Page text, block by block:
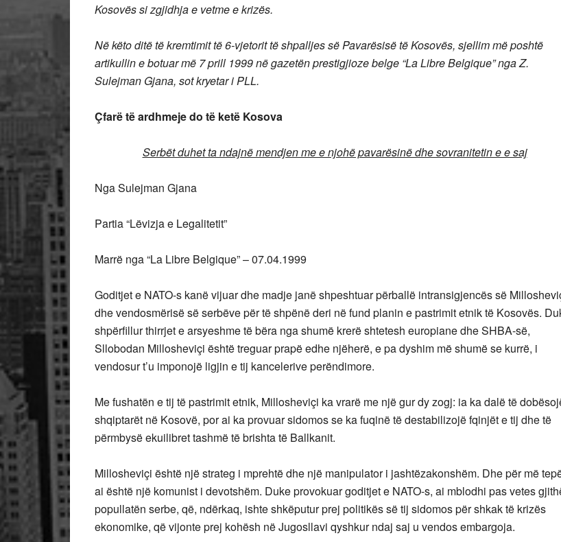
Kosovës si zgjidhja e vetme e krizës.
Në këto ditë të kremtimit të 6-vjetorit të shpalljes së Pavarësisë të Kosovës, sjellim më poshtë
artikullin e botuar më 7 prill 1999 në gazetën prestigjioze belge “La Libre Belgique” nga Z.
Sulejman Gjana, sot kryetar i PLL.
Çfarë të ardhmeje do të ketë Kosova
Serbët duhet ta ndajnë mendjen me e njohë pavarësinë dhe sovranitetin e e saj
Nga Sulejman Gjana
Partia “Lëvizja e Legalitetit”
Marrë nga “La Libre Belgique” – 07.04.1999
Goditjet e NATO-s kanë vijuar dhe madje janë shpeshtuar përballë intransigjencës së
dhe vendosmërisë së serbëve për të shpënë deri në fund planin e pastrimit etnik të Kosovës.
shpërfillur thirrjet e arsyeshme të bëra nga shumë krerë shtetesh europiane dhe SHBA-së,
Sllobodan Millosheviçi është treguar prapë edhe njëherë, e pa dyshim më shumë se kurrë, i
vendosur t’u imponojë ligjin e tij kancelerive perëndimore.
Me fushatën e tij të pastrimit etnik, Millosheviçi ka vrarë me një gur dy zogj: ia ka dalë të
shqiptarët në Kosovë, por ai ka provuar sidomos se ka fuqinë të destabilizojë fqinjët e tij dhe të
përmbysë ekuilibret tashmë të brishta të Ballkanit.
Millosheviçi është një strateg i mprehtë dhe një manipulator i jashtëzakonshëm. Dhe për më
ai është një komunist i devotshëm. Duke provokuar goditjet e NATO-s, ai mblodhi pas vetes
popullatën serbe, që, ndërkaq, ishte shkëputur prej politikës së tij sidomos për shkak të krizës
ekonomike, që vijonte prej kohësh në Jugosllavi qyshkur ndaj saj u vendos embargoja.